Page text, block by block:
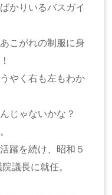
かりいるバスガイ
こがれの制服に身
やく右も左もわか
じゃないかな？
躍を続け、昭和５
議長に就任。